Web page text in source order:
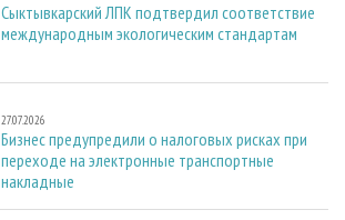
Сыктывкарский ЛПК подтвердил соответствие
международным экологическим стандартам
27.07.2026
Бизнес предупредили о налоговых рисках при
переходе на электронные транспортные
накладные